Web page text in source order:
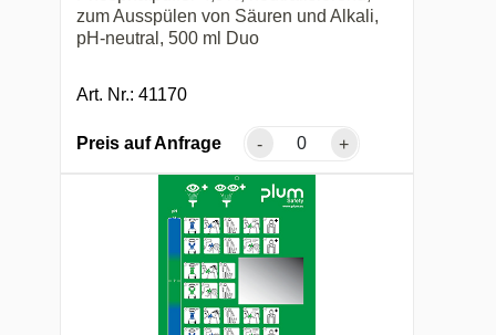
zum Ausspülen von Säuren und Alkali,
pH-neutral, 500 ml Duo
Art. Nr.: 41170
Preis auf Anfrage - +